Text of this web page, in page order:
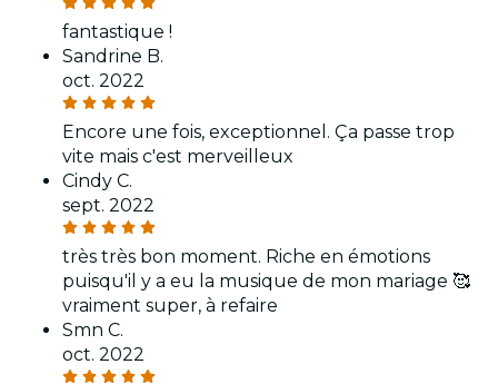
fantastique !
Sandrine B.
oct. 2022
Encore une fois, exceptionnel. Ça passe trop
vite mais c'est merveilleux
Cindy C.
sept. 2022
très très bon moment. Riche en émotions
puisqu'il y a eu la musique de mon mariage 🥰
vraiment super, à refaire
Smn C.
oct. 2022